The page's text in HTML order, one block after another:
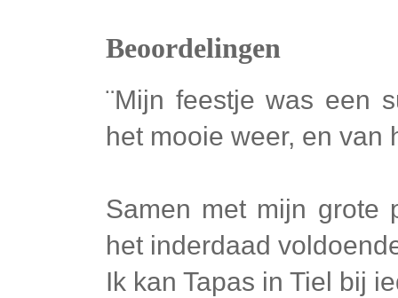
Beoordelingen
¨Mijn feestje was een
het mooie weer, en van
Samen met mijn grote
het inderdaad
Ik kan Tapas in Tiel bij